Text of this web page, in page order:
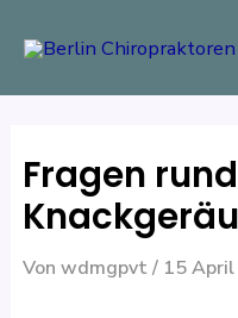
Inhalt
Fragen
Von wdmgpvt/ 15